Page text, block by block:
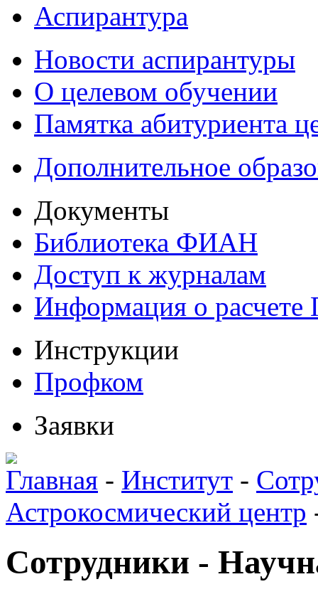
Аспирантура
Новости аспирантуры
О целевом обучении
Памятка абитуриента
Дополнительное
Документы
Библиотека ФИАН
Доступ к журналам
Информация о
Инструкции
Профком
Заявки
Главная - Институт -
Астрокосмический центр
Сотрудники -